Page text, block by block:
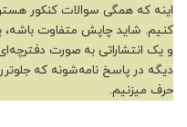
اینه که همگی سوالات کنکور
کنیم. شاید چاپش متفاوت باشه،
و یک انتشاراتی به صورت
دیگه در پاسخ‌ نامه‌شونه که
حرف میزنیم.